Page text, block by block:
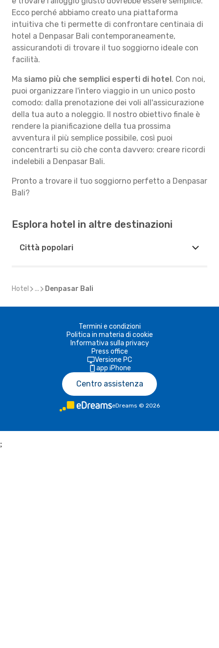
Ecco perché abbiamo creato una piattaforma
intuitiva che ti permette di confrontare centinaia di
hotel a Denpasar Bali contemporaneamente,
assicurandoti di trovare il tuo soggiorno ideale con
facilità.
Ma siamo più che semplici esperti di hotel. Con noi,
puoi organizzare l'intero viaggio in un unico posto
comodo: dalla prenotazione dei voli all'assicurazione
della tua auto a noleggio. Il nostro obiettivo finale è
rendere la pianificazione della tua prossima
avventura il più semplice possibile, così puoi
concentrarti su ciò che conta davvero: creare ricordi
indelebili a Denpasar Bali.
Pronto a trovare il tuo soggiorno perfetto a Denpasar
Bali?
Esplora hotel in altre destinazioni
Città popolari
Hotel ... Denpasar Bali
Termini e condizioni
Politica in materia di cookie
Informativa sulla privacy
Press office
Versione PC
app iPhone
Centro assistenza
eDreams © 2026
;